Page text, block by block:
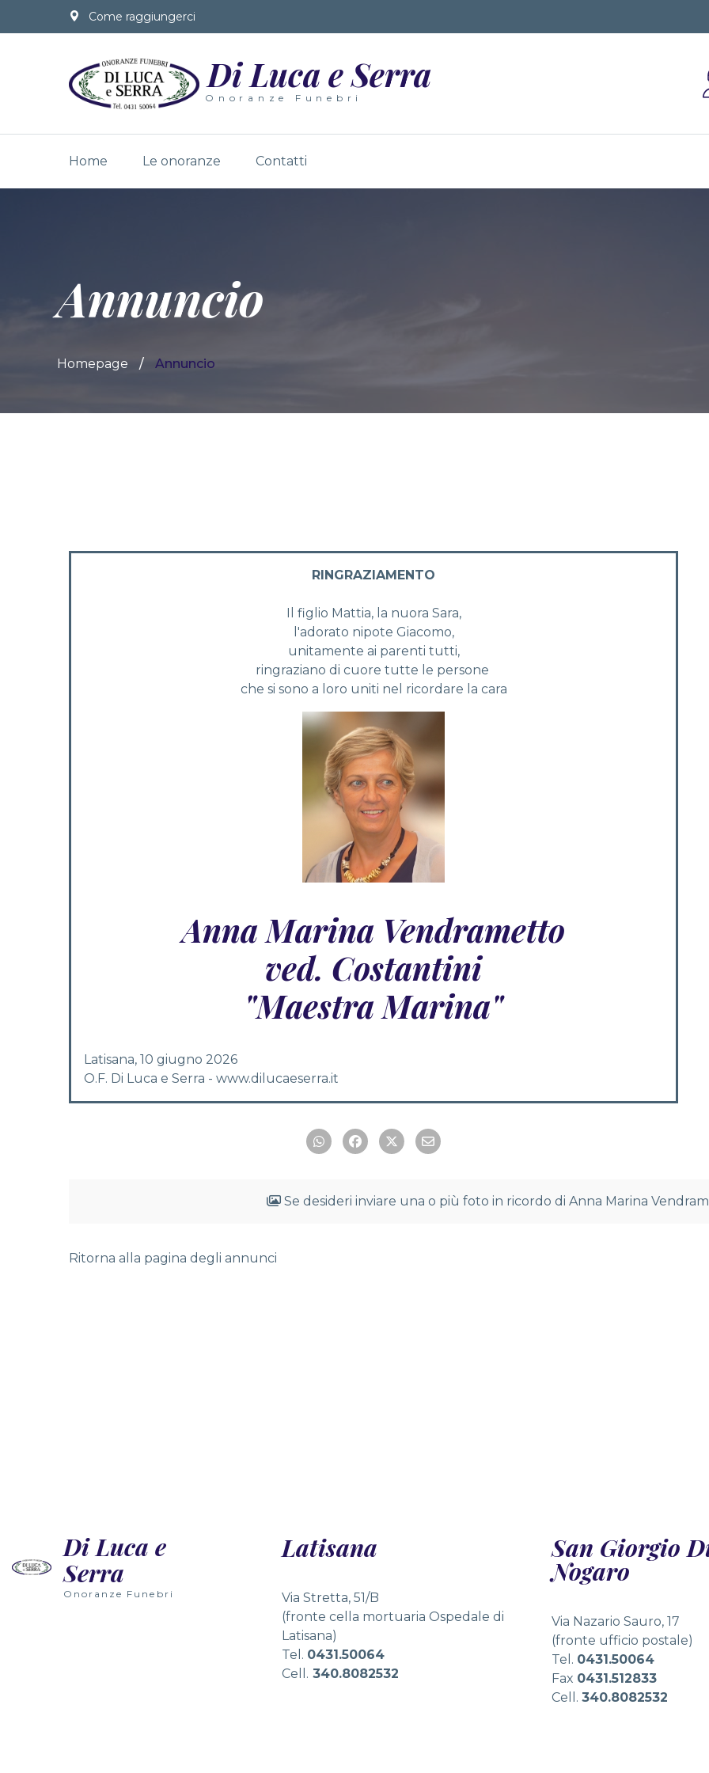
Come raggiungerci
Di Luca e Serra
Onoranze Funebri
Home Le onoranze Contatti
Annuncio
Homepage Annuncio
RINGRAZIAMENTO
Il figlio Mattia, la nuora Sara,
l'adorato nipote Giacomo,
unitamente ai parenti tutti,
ringraziano di cuore tutte le persone
che si sono a loro uniti nel ricordare la cara
Anna Marina Vendrametto
ved. Costantini
"Maestra Marina"
Latisana, 10 giugno 2026
O.F. Di Luca e Serra - www.dilucaeserra.it
Se desideri inviare una o più foto in ricordo di Anna Marina
Ritorna alla pagina degli annunci
Di Luca e
Serra
Onoranze Funebri
Latisana
Via Stretta, 51/B
(fronte cella mortuaria Ospedale di
Latisana)
Tel. 0431.50064
Cell. 340.8082532
San Giorgio
Nogaro
Via Nazario Sauro, 17
(fronte ufficio postale)
Tel. 0431.50064
Fax 0431.512833
Cell. 340.8082532